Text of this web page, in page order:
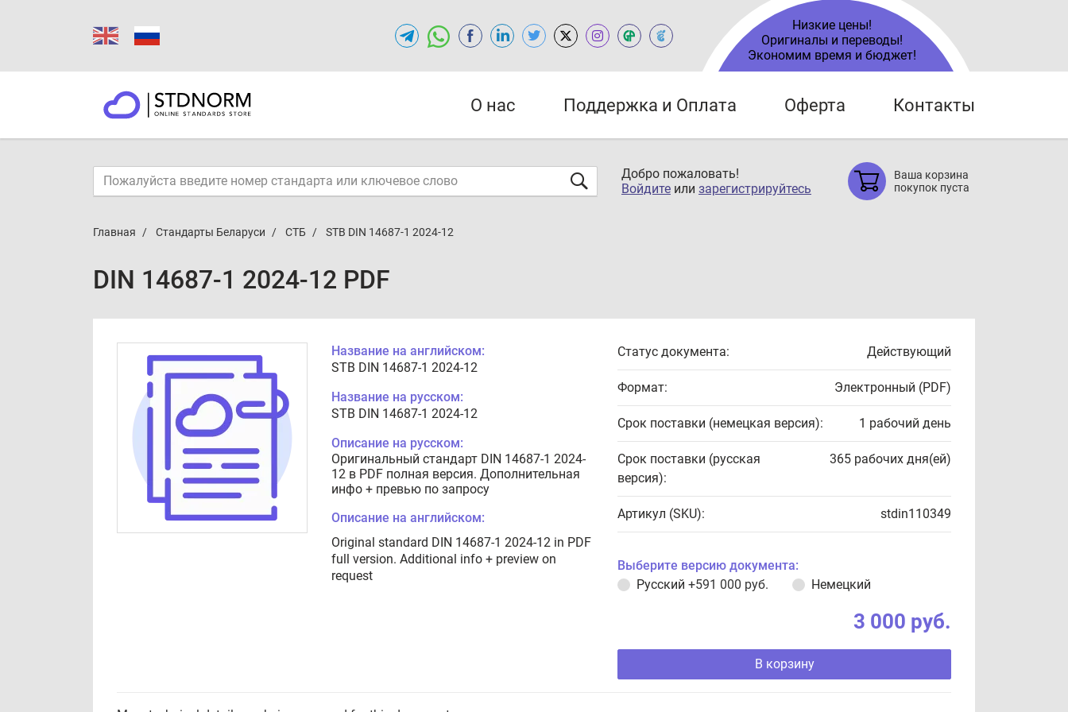
Низкие цены!
Оригиналы и переводы!
Экономим время и бюджет!
О нас Поддержка и Оплата Оферта Контакты
Добро пожаловать!
Войдите или зарегистрируйтесь
Ваша корзина
покупок пуста
Главная Стандарты Беларуси СТБ STB DIN 14687-1 2024-12
DIN 14687-1 2024-12 PDF
Название на английском:
STB DIN 14687-1 2024-12
Название на русском:
STB DIN 14687-1 2024-12
Описание на русском:
Оригинальный стандарт DIN 14687-1 2024-
12 в PDF полная версия. Дополнительная
инфо + превью по запросу
Описание на английском:
Original standard DIN 14687-1 2024-12 in PDF
full version. Additional info + preview on
request
Статус документа: Действующий
Формат: Электронный (PDF)
Срок поставки (немецкая версия): 1 рабочий день
Срок поставки (русская
версия):
365 рабочих дня(ей)
Артикул (SKU): stdin110349
Выберите версию документа:
Русский +591 000 руб. Немецкий
3 000 руб.
В корзину